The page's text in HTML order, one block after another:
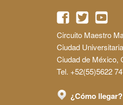
Circuito Maestro
Ciudad
Ciudad de México,
Tel. +52(55)5622
¿Cómo llegar?